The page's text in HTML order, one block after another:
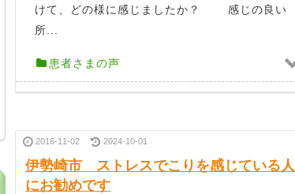
けて、どの様に感じましたか？ 感じの良い
所...
患者さまの声
2016-11-02 2024-10-01
伊勢崎市 ストレスでこりを感じている人
にお勧めです